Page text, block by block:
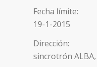
Fecha límite:
19-1-2015
Dirección:
sincrotrón ALBA,